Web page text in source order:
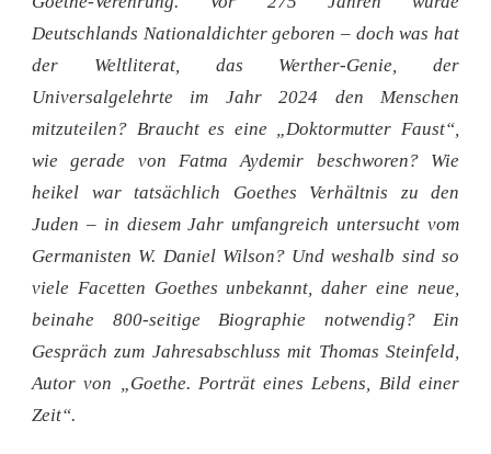
Deutschlands Nationaldichter geboren – doch was hat
der Weltliterat, das Werther-Genie, der
Universalgelehrte im Jahr 2024 den Menschen
mitzuteilen? Braucht es eine „Doktormutter Faust“,
wie gerade von Fatma Aydemir beschworen? Wie
heikel war tatsächlich Goethes Verhältnis zu den
Juden – in diesem Jahr umfangreich untersucht vom
Germanisten W. Daniel Wilson? Und weshalb sind so
viele Facetten Goethes unbekannt, daher eine neue,
beinahe 800-seitige Biographie notwendig? Ein
Gespräch zum Jahresabschluss mit Thomas Steinfeld,
Autor von „Goethe. Porträt eines Lebens, Bild einer
Zeit“.